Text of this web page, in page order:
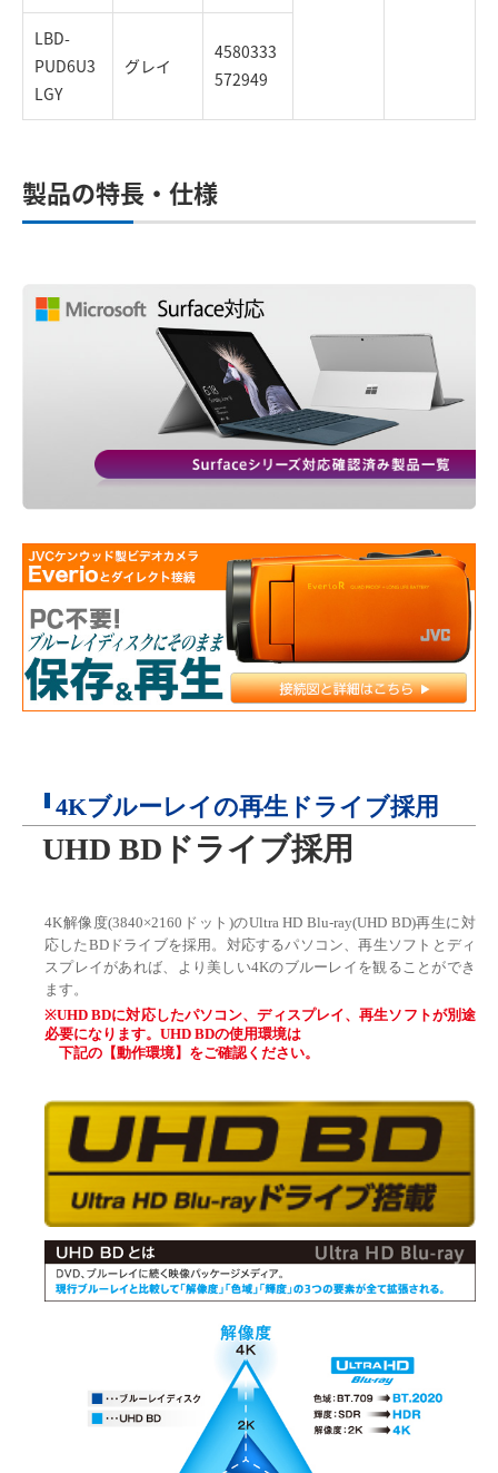
LBD-
PUD6U3
LGY
グレイ
4580333
572949
製品の特長・仕様
4Kブルーレイの再生ドライブ採用
UHD BDドライブ採用
4K解像度(3840×2160ドット)のUltra HD Blu-ray(UHD BD)再生に対
応したBDドライブを採用。対応するパソコン、再生ソフトとディ
スプレイがあれば、より美しい4Kのブルーレイを観ることができ
ます。
※UHD BDに対応したパソコン、ディスプレイ、再生ソフトが別途
必要になります。UHD BDの使用環境は
下記の【動作環境】をご確認ください。